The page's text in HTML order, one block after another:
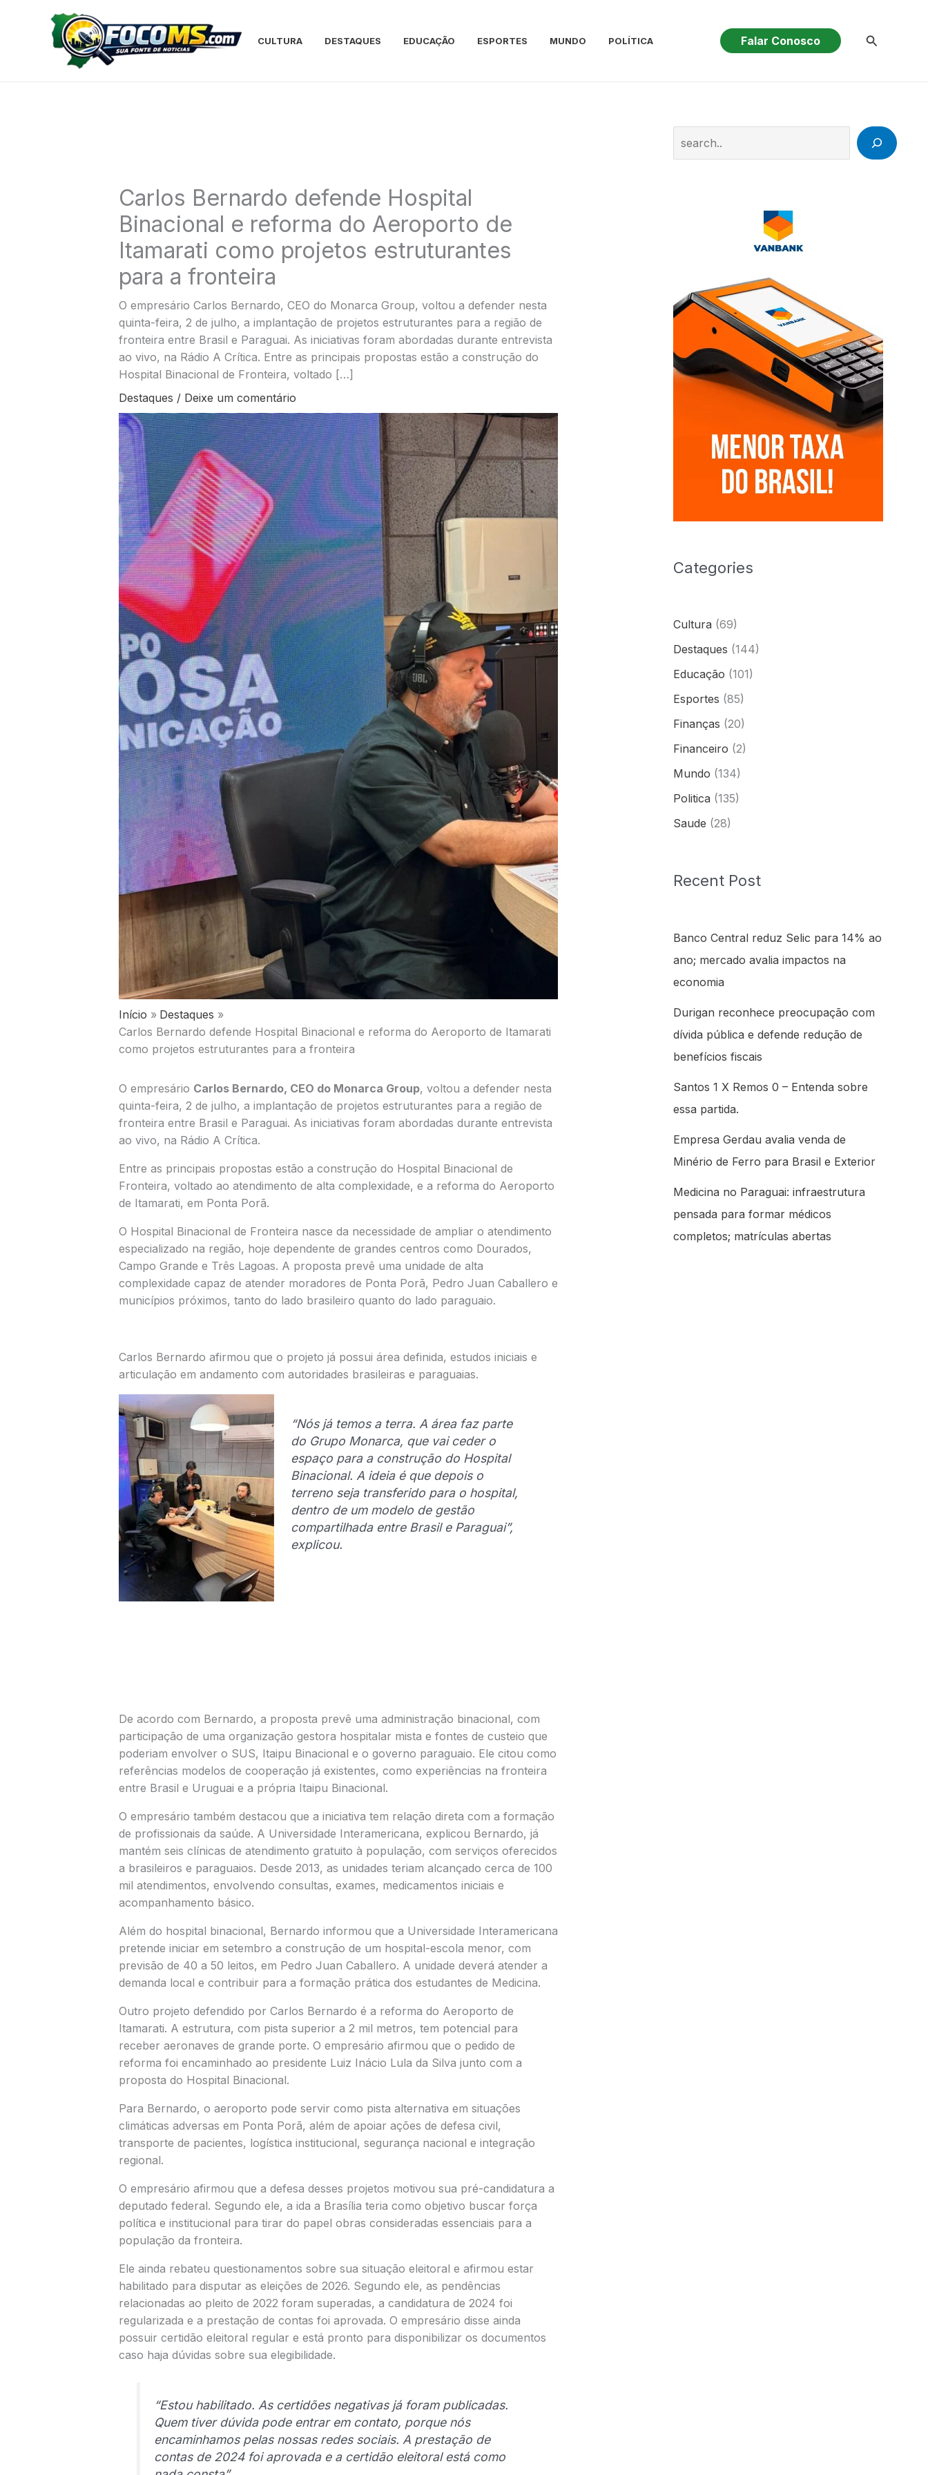
CULTURA DESTAQUES EDUCAÇÃO ESPORTES MUNDO POLÍTICA Falar Conosco Pesquisar
Carlos Bernardo defende Hospital
Binacional e reforma do Aeroporto de
Itamarati como projetos estruturantes
para a fronteira
O empresário Carlos Bernardo, CEO do Monarca Group, voltou a defender nesta
quinta-feira, 2 de julho, a implantação de projetos estruturantes para a região de
fronteira entre Brasil e Paraguai. As iniciativas foram abordadas durante entrevista
ao vivo, na Rádio A Crítica. Entre as principais propostas estão a construção do
Hospital Binacional de Fronteira, voltado […]
Destaques / Deixe um comentário
Início
Destaques
Carlos Bernardo defende Hospital Binacional e reforma do Aeroporto de Itamarati
como projetos estruturantes para a fronteira
O empresário Carlos Bernardo, CEO do Monarca Group, voltou a defender nesta
quinta-feira, 2 de julho, a implantação de projetos estruturantes para a região de
fronteira entre Brasil e Paraguai. As iniciativas foram abordadas durante entrevista
ao vivo, na Rádio A Crítica.
Entre as principais propostas estão a construção do Hospital Binacional de
Fronteira, voltado ao atendimento de alta complexidade, e a reforma do Aeroporto
de Itamarati, em Ponta Porã.
O Hospital Binacional de Fronteira nasce da necessidade de ampliar o atendimento
especializado na região, hoje dependente de grandes centros como Dourados,
Campo Grande e Três Lagoas. A proposta prevê uma unidade de alta
complexidade capaz de atender moradores de Ponta Porã, Pedro Juan Caballero e
municípios próximos, tanto do lado brasileiro quanto do lado paraguaio.
Carlos Bernardo afirmou que o projeto já possui área definida, estudos iniciais e
articulação em andamento com autoridades brasileiras e paraguaias.
“Nós já temos a terra. A área faz parte
do Grupo Monarca, que vai ceder o
espaço para a construção do Hospital
Binacional. A ideia é que depois o
terreno seja transferido para o hospital,
dentro de um modelo de gestão
compartilhada entre Brasil e Paraguai”,
explicou.
De acordo com Bernardo, a proposta prevê uma administração binacional, com
participação de uma organização gestora hospitalar mista e fontes de custeio que
poderiam envolver o SUS, Itaipu Binacional e o governo paraguaio. Ele citou como
referências modelos de cooperação já existentes, como experiências na fronteira
entre Brasil e Uruguai e a própria Itaipu Binacional.
O empresário também destacou que a iniciativa tem relação direta com a formação
de profissionais da saúde. A Universidade Interamericana, explicou Bernardo, já
mantém seis clínicas de atendimento gratuito à população, com serviços oferecidos
a brasileiros e paraguaios. Desde 2013, as unidades teriam alcançado cerca de 100
mil atendimentos, envolvendo consultas, exames, medicamentos iniciais e
acompanhamento básico.
Além do hospital binacional, Bernardo informou que a Universidade Interamericana
pretende iniciar em setembro a construção de um hospital-escola menor, com
previsão de 40 a 50 leitos, em Pedro Juan Caballero. A unidade deverá atender a
demanda local e contribuir para a formação prática dos estudantes de Medicina.
Outro projeto defendido por Carlos Bernardo é a reforma do Aeroporto de
Itamarati. A estrutura, com pista superior a 2 mil metros, tem potencial para
receber aeronaves de grande porte. O empresário afirmou que o pedido de
reforma foi encaminhado ao presidente Luiz Inácio Lula da Silva junto com a
proposta do Hospital Binacional.
Para Bernardo, o aeroporto pode servir como pista alternativa em situações
climáticas adversas em Ponta Porã, além de apoiar ações de defesa civil,
transporte de pacientes, logística institucional, segurança nacional e integração
regional.
O empresário afirmou que a defesa desses projetos motivou sua pré-candidatura a
deputado federal. Segundo ele, a ida a Brasília teria como objetivo buscar força
política e institucional para tirar do papel obras consideradas essenciais para a
população da fronteira.
Ele ainda rebateu questionamentos sobre sua situação eleitoral e afirmou estar
habilitado para disputar as eleições de 2026. Segundo ele, as pendências
relacionadas ao pleito de 2022 foram superadas, a candidatura de 2024 foi
regularizada e a prestação de contas foi aprovada. O empresário disse ainda
possuir certidão eleitoral regular e está pronto para disponibilizar os documentos
caso haja dúvidas sobre sua elegibilidade.
“Estou habilitado. As certidões negativas já foram publicadas.
Quem tiver dúvida pode entrar em contato, porque nós
encaminhamos pelas nossas redes sociais. A prestação de
contas de 2024 foi aprovada e a certidão eleitoral está como
Categories
Cultura (69)
Destaques (144)
Educação (101)
Esportes (85)
Finanças (20)
Financeiro (2)
Mundo (134)
Politica (135)
Saude (28)
Recent Post
Banco Central reduz Selic para 14% ao
ano; mercado avalia impactos na
economia
Durigan reconhece preocupação com
dívida pública e defende redução de
benefícios fiscais
Santos 1 X Remos 0 – Entenda sobre
essa partida.
Empresa Gerdau avalia venda de
Minério de Ferro para Brasil e Exterior
Medicina no Paraguai: infraestrutura
pensada para formar médicos
completos; matrículas abertas